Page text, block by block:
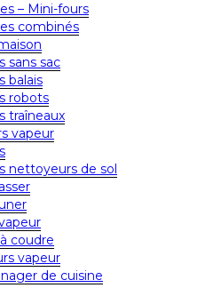
– Mini-fours
combinés
sans sac
balais
robots
traîneaux
vapeur
nettoyeurs de sol
coudre
vapeur
de cuisine